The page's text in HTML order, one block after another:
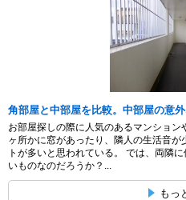
角部屋と中部屋を比較。中部屋の意
お部屋探しの際に人気のあるマンショ
ヶ所かに窓があったり、隣人の生活音が
トが多いと思われている。 では、両隣
いものなのだろうか？...
もっ